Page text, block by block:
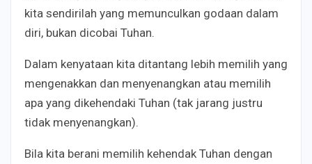
kita sendirilah yang memunculkan godaan dalam
diri, bukan dicobai Tuhan.
Dalam kenyataan kita ditantang lebih memilih yang
mengenakkan dan menyenangkan atau memilih
apa yang dikehendaki Tuhan (tak jarang justru
tidak menyenangkan).
Bila kita berani memilih kehendak Tuhan dengan